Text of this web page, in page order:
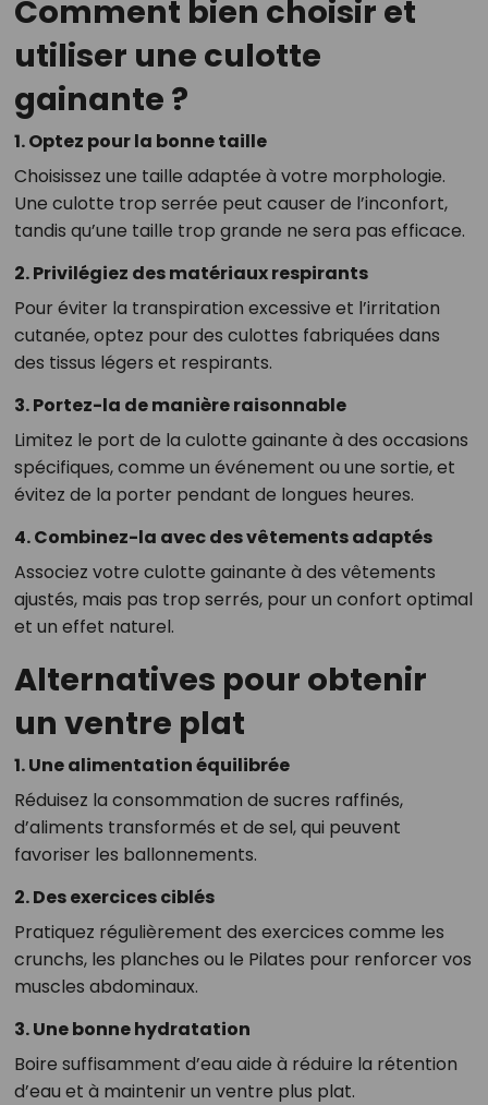
Comment bien choisir et
utiliser une culotte
gainante ?
1. Optez pour la bonne taille
Choisissez une taille adaptée à votre morphologie.
Une culotte trop serrée peut causer de l’inconfort,
tandis qu’une taille trop grande ne sera pas efficace.
2. Privilégiez des matériaux respirants
Pour éviter la transpiration excessive et l’irritation
cutanée, optez pour des culottes fabriquées dans
des tissus légers et respirants.
3. Portez-la de manière raisonnable
Limitez le port de la culotte gainante à des occasions
spécifiques, comme un événement ou une sortie, et
évitez de la porter pendant de longues heures.
4. Combinez-la avec des vêtements adaptés
Associez votre culotte gainante à des vêtements
ajustés, mais pas trop serrés, pour un confort optimal
et un effet naturel.
Alternatives pour obtenir
un ventre plat
1. Une alimentation équilibrée
Réduisez la consommation de sucres raffinés,
d’aliments transformés et de sel, qui peuvent
favoriser les ballonnements.
2. Des exercices ciblés
Pratiquez régulièrement des exercices comme les
crunchs, les planches ou le Pilates pour renforcer vos
muscles abdominaux.
3. Une bonne hydratation
Boire suffisamment d’eau aide à réduire la rétention
d’eau et à maintenir un ventre plus plat.